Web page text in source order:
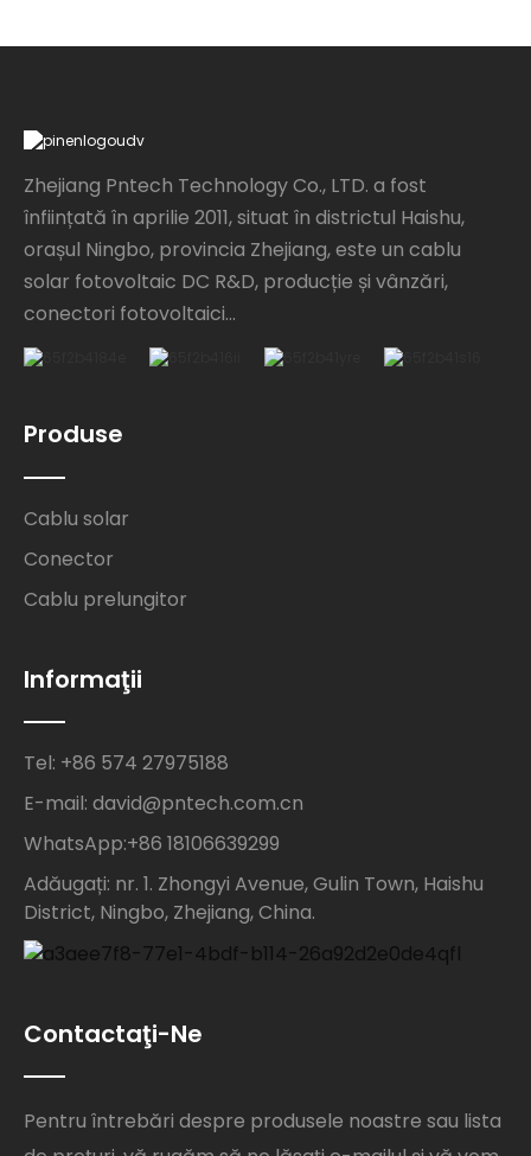
Zhejiang Pntech Technology Co., LTD. a fost
înființată în aprilie 2011, situat în districtul Haishu,
orașul Ningbo, provincia Zhejiang, este un cablu
solar fotovoltaic DC R&D, producție și vânzări,
conectori fotovoltaici...
Produse
Cablu solar
Conector
Cablu prelungitor
Informaţii
Tel: +86 574 27975188
E-mail: david@pntech.com.cn
WhatsApp:+86 18106639299
Adăugați: nr. 1. Zhongyi Avenue, Gulin Town, Haishu
District, Ningbo, Zhejiang, China.
Contactaţi-Ne
Pentru întrebări despre produsele noastre sau lista